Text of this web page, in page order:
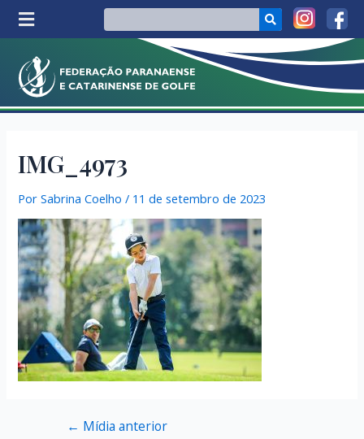
IMG_4973
PorSabrina Coelho / 11 de setembro de 2023
← Mídia anterior